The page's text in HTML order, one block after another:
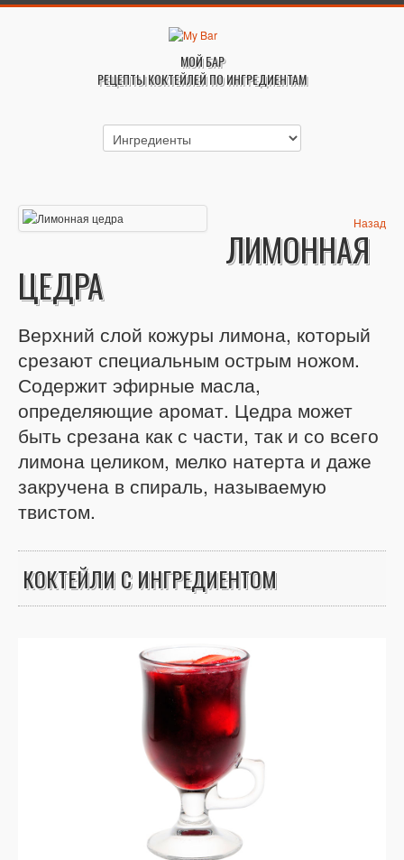
МОЙ БАР
РЕЦЕПТЫ КОКТЕЙЛЕЙ ПО ИНГРЕДИЕНТАМ
Назад
ЛИМОННАЯ
ЦЕДРА
Верхний слой кожуры лимона, который
срезают специальным острым ножом.
Содержит эфирные масла,
определяющие аромат. Цедра может
быть срезана как с части, так и со всего
лимона целиком, мелко натерта и даже
закручена в спираль, называемую
твистом.
КОКТЕЙЛИ С ИНГРЕДИЕНТОМ